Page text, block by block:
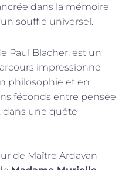
dans la mémoire
souffle universel.
Paul Blacher, est un
impressionne
philosophie et en
féconds entre pensée
une quête
de Maître Ardavan